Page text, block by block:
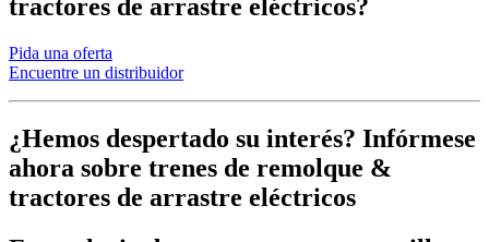
tractores de arrastre eléctricos?
Pida una oferta
Encuentre un distribuidor
¿Hemos despertado su interés? Infórmese
ahora sobre trenes de remolque &
tractores de arrastre eléctricos